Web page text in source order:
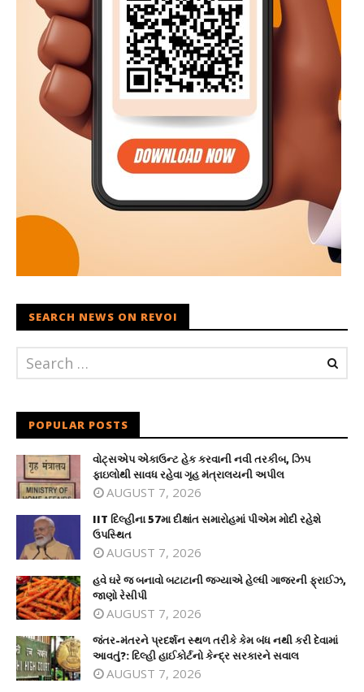
SEARCH NEWS ON REVOI
POPULAR POSTS
વોટ્સએપ એકાઉન્ટ હેક કરવાની નવી તરકીબ, ઝિપ
ફાઇલોથી સાવધ રહેવા ગૃહ મંત્રાલયની અપીલ
AUGUST 7, 2026
IIT દિલ્હીના 57મા દીક્ષાંત સમારોહમાં પીએમ મોદી રહેશે
ઉપસ્થિત
AUGUST 7, 2026
હવે ઘરે જ બનાવો બટાટાની જગ્યાએ હેલ્ધી ગાજરની ફ્રાઈઝ,
જાણો રેસીપી
AUGUST 7, 2026
જંતર-મંતરને પ્રદર્શન સ્થળ તરીકે કેમ બંધ નથી કરી દેવામાં
આવતું?: દિલ્હી હાઈકોર્ટનો કેન્દ્ર સરકારને સવાલ
AUGUST 7, 2026